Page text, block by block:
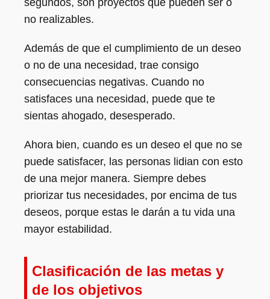
segundos, son proyectos que pueden ser o
no realizables.
Además de que el cumplimiento de un deseo
o no de una necesidad, trae consigo
consecuencias negativas. Cuando no
satisfaces una necesidad, puede que te
sientas ahogado, desesperado.
Ahora bien, cuando es un deseo el que no se
puede satisfacer, las personas lidian con esto
de una mejor manera. Siempre debes
priorizar tus necesidades, por encima de tus
deseos, porque estas le darán a tu vida una
mayor estabilidad.
Clasificación de las metas y
de los objetivos